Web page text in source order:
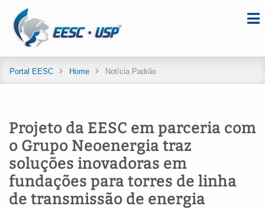
Portal EESC Home Notícia Padrão
Projeto da EESC em parceria com
o Grupo Neoenergia traz
soluções inovadoras em
fundações para torres de linha
de transmissão de energia